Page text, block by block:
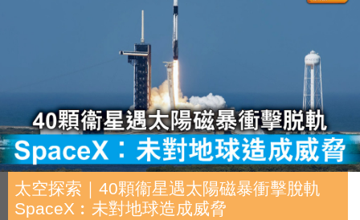
太空探索｜40顆衞星遇太陽磁暴衝擊脫軌
SpaceX︰未對地球造成威脅